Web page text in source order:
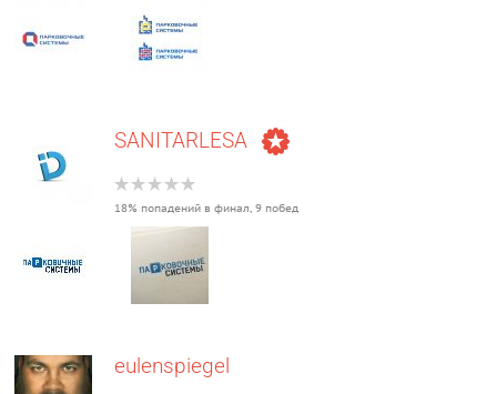
SANITARLESA
18% попадений в финал, 9 побед
eulenspiegel